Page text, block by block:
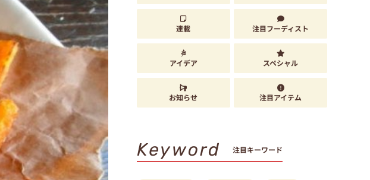
連載 注目フーディスト
アイデア スペシャル
お知らせ 注目アイテム
Keyword 注目キーワード